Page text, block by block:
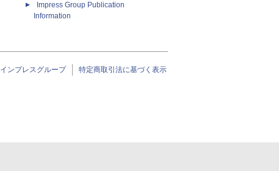
Impress Group Publication
Information
インプレスグループ 特定商取引法に基づく表示